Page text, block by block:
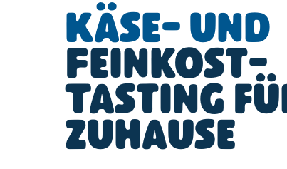
Käse- und
Feinkost-
Tasting
zuhause